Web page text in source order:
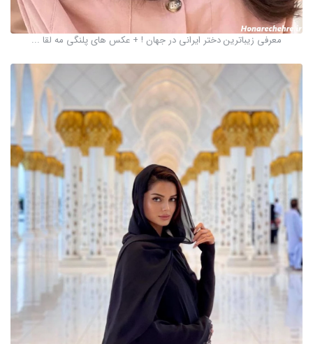
معرفی زیباترین دختر ایرانی در جهان ! + عکس های پلنگی مه لقا ...